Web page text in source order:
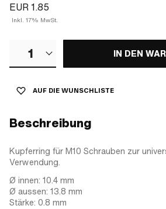
EUR 1.85
Inkl. 17% MwSt.
1 IN DEN
AUF DIE WUNSCHLISTE
Beschreibung
Kupferring für M10 Schrauben zur
Verwendung.
Ø innen: 10.4 mm
Ø aussen: 13.8 mm
Stärke: 0.8 mm